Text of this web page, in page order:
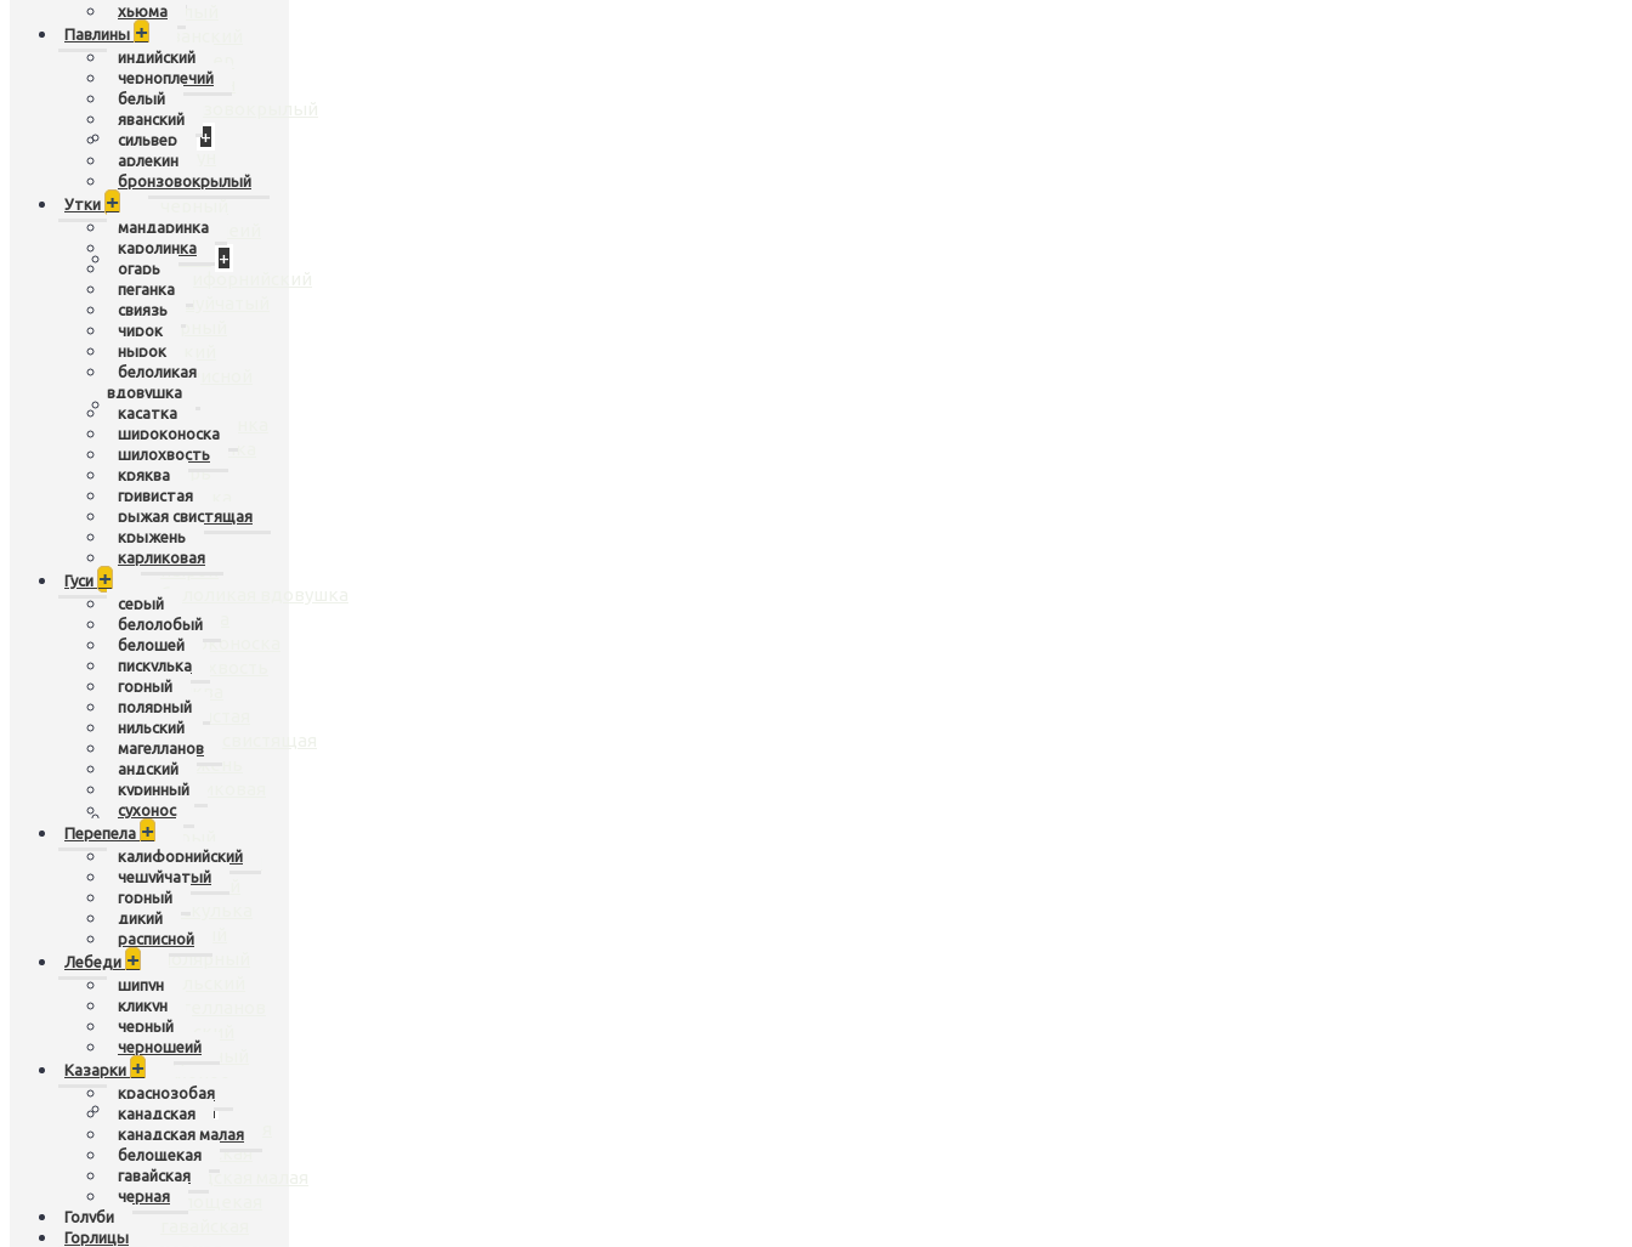
белый
сильвер
арлекин
бронзовокрылый
Лебеди
+
шипун
кликун
черношеий
Перепела
+
чешуйчатый
горный
дикий
расписной
Утки
+
мандаринка
каролинка
огарь
пеганка
свиязь
чирок
нырок
белоликая вдовушка
касатка
широконоска
шилохвость
кряква
гривистая
рыжая свистящая
крыжень
карликовая
Гуси
+
белолобый
белошей
пискулька
горный
нильский
магелланов
андский
куринный
Казарки
+
краснозобая
канадская
канадская малая
белощекая
хьюма
Павлины +
индийский
черноплечий
белый
яванский
сильвер
арлекин
бронзовокрылый
Утки +
мандаринка
каролинка
огарь
пеганка
свиязь
чирок
нырок
белоликая
вдовушка
касатка
широконоска
шилохвость
кряква
гривистая
рыжая свистящая
крыжень
карликовая
Гуси +
серый
белолобый
белошей
пискулька
горный
полярный
нильский
магелланов
андский
куринный
сухонос
Перепела +
калифорнийский
чешуйчатый
горный
дикий
расписной
Лебеди +
шипун
кликун
черный
черношеий
Казарки +
краснозобая
канадская
канадская малая
белощекая
гавайская
черная
Голуби
Горлицы